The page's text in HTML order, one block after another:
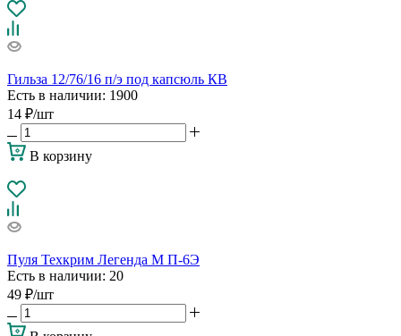
Гильза 12/76/16 п/э под капсюль КВ
Есть в наличии: 1900
14 ₽/шт
В корзину
Пуля Техкрим Легенда М П-6Э
Есть в наличии: 20
49 ₽/шт